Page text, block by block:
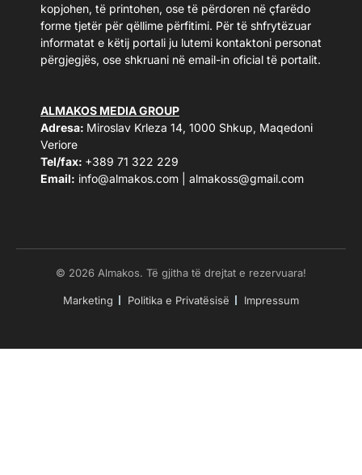
kopjohen, të printohen, ose të përdoren në çfarëdo
forme tjetër për qëllime përfitimi. Për të shfrytëzuar
informatat e këtij portali ju lutemi kontaktoni personat
përgjegjës, ose shkruani në email-in oficial të portalit.
ALMAKOS MEDIA GROUP
Adresa: Miroslav Krleza 14, 1000 Shkup, Maqedoni
Veriore
Tel/fax: +389 71 322 229
Email: info@almakos.com almakoss@gmail.com
© 2026 Almakos. Të gjitha të drejtat e rezervuara!
Marketing Politika e Privatësisë Impressum